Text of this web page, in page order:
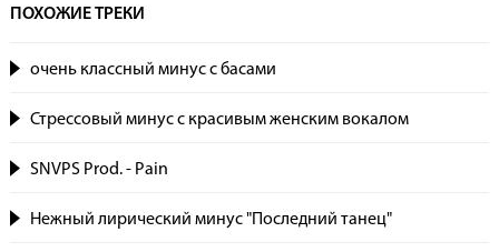
ПОХОЖИЕ ТРЕКИ
очень классный минус с басами
Стрессовый минус с красивым женским вокалом
SNVPS Prod. - Pain
Нежный лирический минус "Последний танец"